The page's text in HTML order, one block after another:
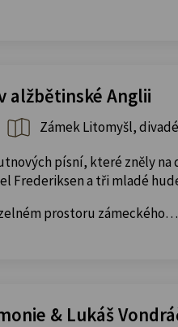
alžbětinské Anglii
Zámek Litomyšl,
písní, které zněly na
Frederiksen a tři mladé
prostoru zámeckého…
& Lukáš